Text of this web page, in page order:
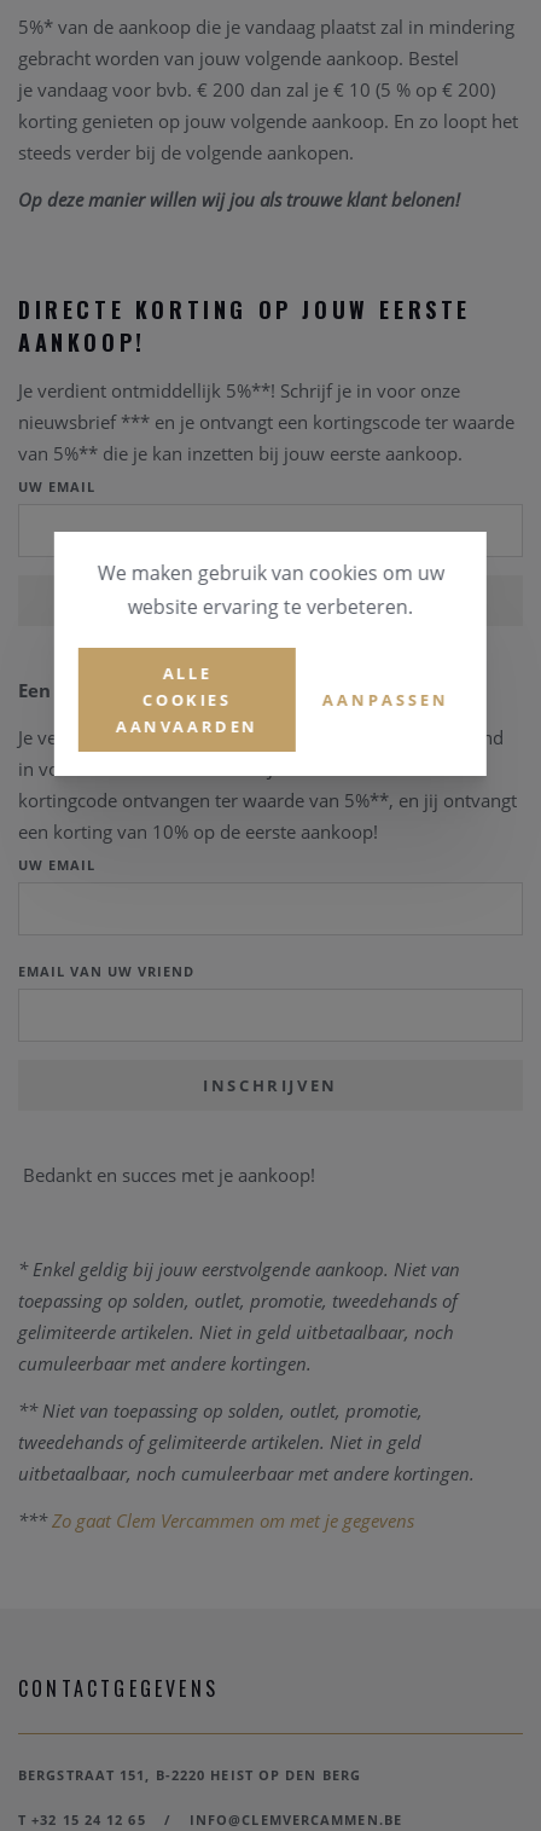
5%* van de aankoop die je vandaag plaatst zal in mindering
gebracht worden van jouw volgende aankoop. Bestel
je vandaag voor bvb. € 200 dan zal je € 10 (5 % op € 200)
korting genieten op jouw volgende aankoop. En zo loopt het
steeds verder bij de volgende aankopen.
Op deze manier willen wij jou als trouwe klant belonen!
DIRECTE KORTING OP JOUW EERSTE
AANKOOP!
Je verdient ontmiddellijk 5%**! Schrijf je in voor onze
nieuwsbrief *** en je ontvangt een kortingscode ter waarde
van 5%** die je kan inzetten bij jouw eerste aankoop.
UW EMAIL
Een mooi geschenk voor een vriend!
Je verdient onmiddellijk 10%**!
Schrijf jezelf en een vriend
in voor onze nieuwsbrief ***. J
kortingcode ontvangen ter waarde van 5%**, en jij ontvangt
een korting van 10% op de eerste aankoop!
UW EMAIL
EMAIL VAN UW VRIEND
Bedankt en succes met je aankoop!
* Enkel geldig bij jouw eerstvolgende aankoop. Niet van
toepassing op solden, outlet, promotie, tweedehands of
gelimiteerde artikelen. Niet in geld uitbetaalbaar, noch
cumuleerbaar met andere kortingen.
** Niet van toepassing op solden, outlet, promotie,
tweedehands of gelimiteerde artikelen. Niet in geld
uitbetaalbaar, noch cumuleerbaar met andere kortingen.
***Zo gaat Clem Vercammen om met je gegevens
CONTACTGEGEVENS
BERGSTRAAT 151, B-2220 HEIST OP DEN BERG
T +32 15 24 12 65 / INFO@CLEMVERCAMMEN.BE
We maken gebruik van cookies om uw
website ervaring te verbeteren.
ALLE
COOKIES
AANVAARDEN
AANPASSEN